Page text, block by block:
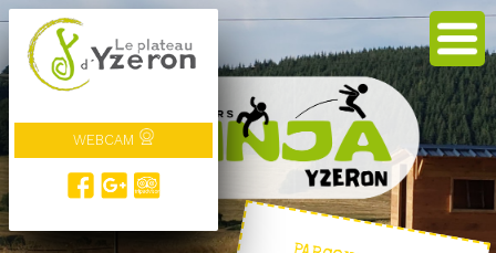
WEBCAM